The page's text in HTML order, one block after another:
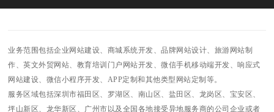
业务范围包括企业网站建设、商城系统开发、品牌网站设计、旅游网站制
作、英文外贸网站、教育培训门户网站开发、微信手机移动端开发、响应式
网站建设、微信小程序开发、APP定制和其他类型网站定制等。
服务区域包括深圳市福田区、罗湖区、南山区、盐田区、龙岗区、宝安区、
坪山新区、龙华新区、广州市以及全国各地接受异地服务商的公司企业或者